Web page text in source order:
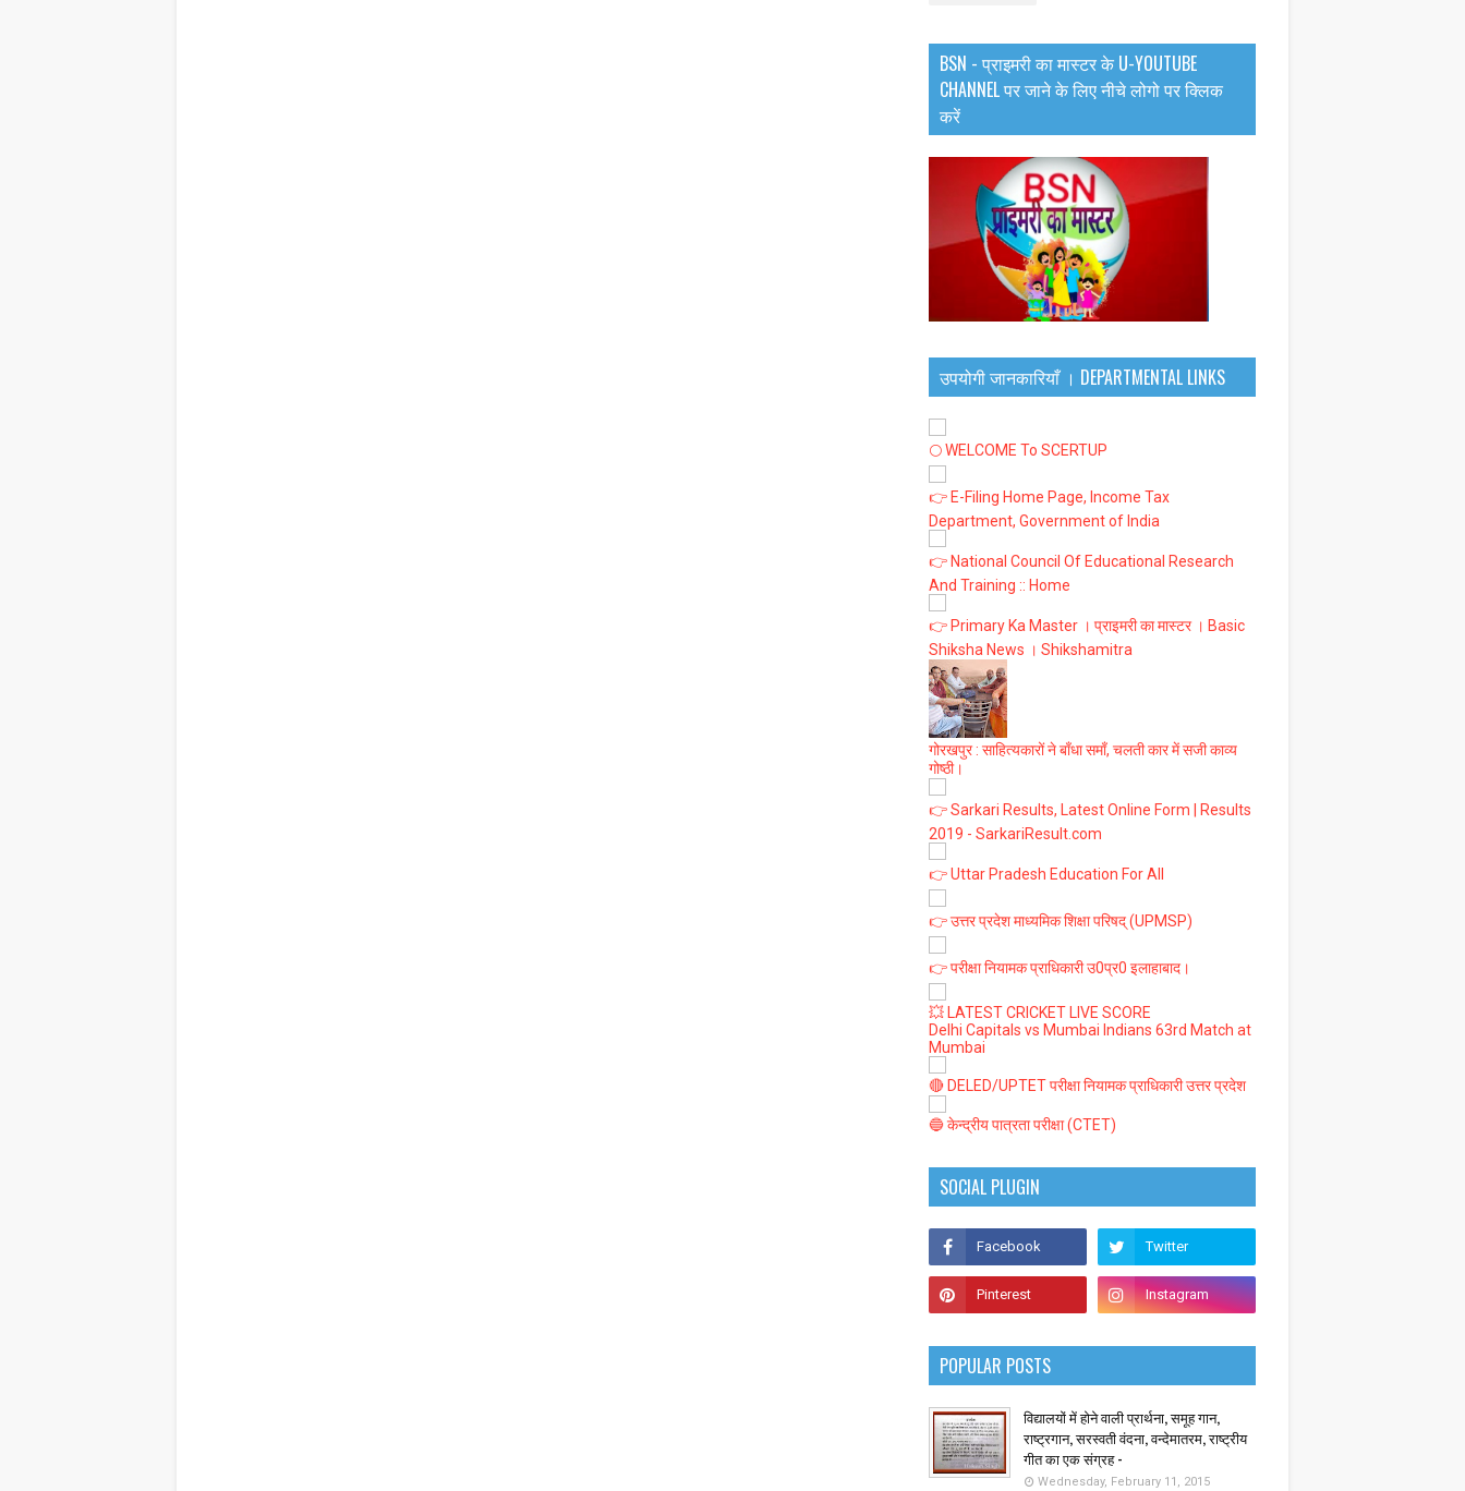
BSN - प्राइमरी का मास्टर के U-YOUTUBE
CHANNEL पर जाने के लिए नीचे लोगो पर क्लिक
करें
उपयोगी जानकारियाँ । DEPARTMENTAL LINKS
🌕 WELCOME To SCERTUP
👉 E-Filing Home Page, Income Tax
Department, Government of India
👉 National Council Of Educational Research
And Training :: Home
👉 Primary Ka Master । प्राइमरी का मास्टर । Basic
Shiksha News । Shikshamitra
गोरखपुर : साहित्यकारों ने बाँधा समाँ, चलती कार में सजी काव्य
गोष्ठी।
👉 Sarkari Results, Latest Online Form | Results
2019 - SarkariResult.com
👉 Uttar Pradesh Education For All
👉 उत्तर प्रदेश माध्यमिक शिक्षा परिषद् (UPMSP)
👉 परीक्षा नियामक प्राधिकारी उ0प्र0 इलाहाबाद।
💥 LATEST CRICKET LIVE SCORE
Delhi Capitals vs Mumbai Indians 63rd Match at
Mumbai
🔴 DELED/UPTET परीक्षा नियामक प्राधिकारी उत्तर प्रदेश
🔵 केन्द्रीय पात्रता परीक्षा (CTET)
SOCIAL PLUGIN
POPULAR POSTS
विद्यालयों में होने वाली प्रार्थना, समूह गान,
राष्ट्रगान, सरस्वती वंदना, वन्देमातरम, राष्ट्रीय
गीत का एक संग्रह -
Wednesday, February 11, 2015